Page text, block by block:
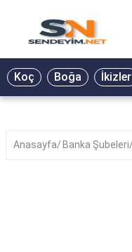
BİYOGRAFİ
GALERİ
Koç Boğa İkizler
Anasayfa Banka Şubeleri